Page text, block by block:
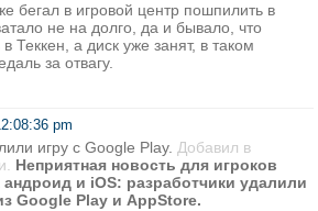
бегал в игровой центр пошпилить в
не на долго, да и бывало, что
Теккен, а диск уже занят, в таком
за отвагу.
pm
игру с Google Play. Добавил в
Неприятная новость для игроков
и iOS: разработчики удалили
Google Play и AppStore.